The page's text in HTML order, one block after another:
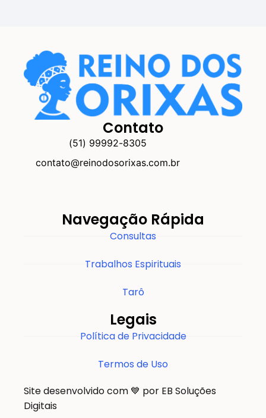
Contato
(51) 99992-8305
contato@reinodosorixas.com.br
Navegação Rápida
Consultas
Trabalhos Espirituais
Tarô
Legais
Política de Privacidade
Termos de Uso
Site desenvolvido com 💙 por EB Soluções
Digitais